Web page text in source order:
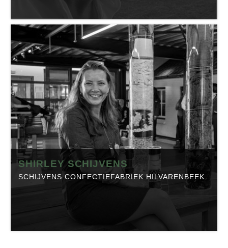
RONALD DE BOER
Positie:Directeur/Eigenaar
Telefoon:0161-240170
Website:
rofa.nl
Branche:Textiel
Locatie:Rijen
Made in Brabant is onderdeel van Regio Business, dé
Brabantse Business Community. Klik op onderstaande
button om het profiel op regio-business.nl te bekijken
met daarop artikelen, events en de laatste
SHIRLEY SCHIJVENS
SCHIJVENS CONFECTIEFABRIEK HILVARENBEEK